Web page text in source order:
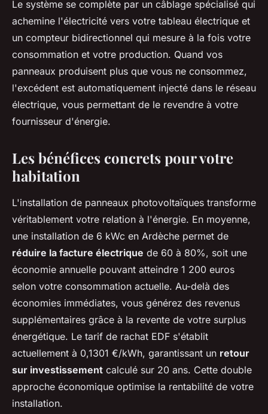
Le système se complète par un câblage spécialisé qui
achemine l'électricité vers votre tableau électrique et
un compteur bidirectionnel qui mesure à la fois votre
consommation et votre production. Quand vos
panneaux produisent plus que vous ne consommez,
l'excédent est automatiquement injecté dans le réseau
électrique, vous permettant de le revendre à votre
fournisseur d'énergie.
Les bénéfices concrets pour votre
habitation
L'installation de panneaux photovoltaïques transforme
véritablement votre relation à l'énergie. En moyenne,
une installation de 6 kWc en Ardèche permet de
réduire la facture électrique de 60 à 80%, soit une
économie annuelle pouvant atteindre 1 200 euros
selon votre consommation actuelle. Au-delà des
économies immédiates, vous générez des revenus
supplémentaires grâce à la revente de votre surplus
énergétique. Le tarif de rachat EDF s'établit
actuellement à 0,1301 €/kWh, garantissant un retour
sur investissement calculé sur 20 ans. Cette double
approche économique optimise la rentabilité de votre
installation.